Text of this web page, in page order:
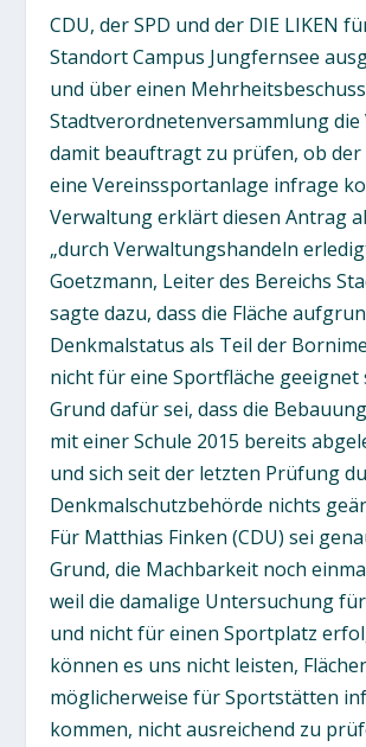
CDU, der SPD und der DIE LIKEN
Standort Campus Jungfernsee
und über einen
Stadtverordnetenversammlung
damit beauftragt zu prüfen, ob
eine Vereinssportanlage infrage
Verwaltung erklärt diesen Antrag
„durch Verwaltungshandeln
Goetzmann, Leiter des Bereichs
sagte dazu, dass die Fläche
Denkmalstatus als Teil der
nicht für eine Sportfläche geeignet
Grund dafür sei, dass die
mit einer Schule 2015 bereits
und sich seit der letzten Prüfung
Denkmalschutzbehörde nichts
Für Matthias Finken (CDU) sei
Grund, die Machbarkeit noch
weil die damalige Untersuchung
und nicht für einen Sportplatz
können es uns nicht leisten,
möglicherweise für Sportstätten
kommen, nicht ausreichend zu